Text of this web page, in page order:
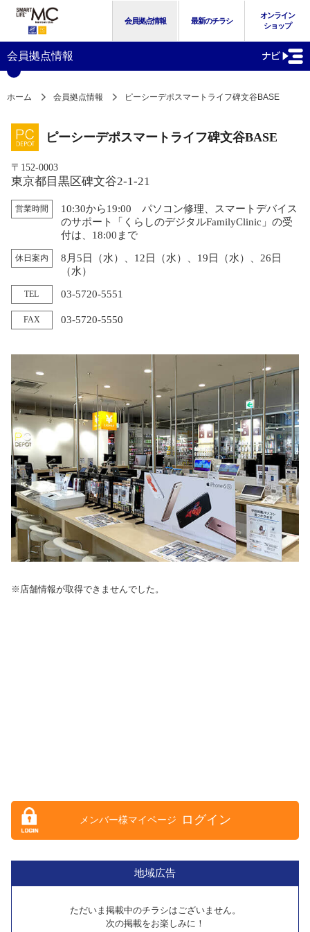
会員拠点情報 最新のチラシ
オンライン
ショップ
会員拠点情報
ホーム 会員拠点情報 ピーシーデポスマートライフ碑文谷BASE
※店舗情報が取得できませんでした。
ログイン
地域広告
ただいま掲載中のチラシはございません。
次の掲載をお楽しみに！
ピーシーデポスマートライフ碑文谷BASE
〒152-0003
東京都目黒区碑文谷2-1-21
営業時間
10:30から19:00 パソコン修理、スマートデバイス
のサポート「くらしのデジタルFamilyClinic」の受
付は、18:00まで
休日案内
8月5日（水）、12日（水）、19日（水）、26日
（水）
TEL 03-5720-5551
FAX 03-5720-5550